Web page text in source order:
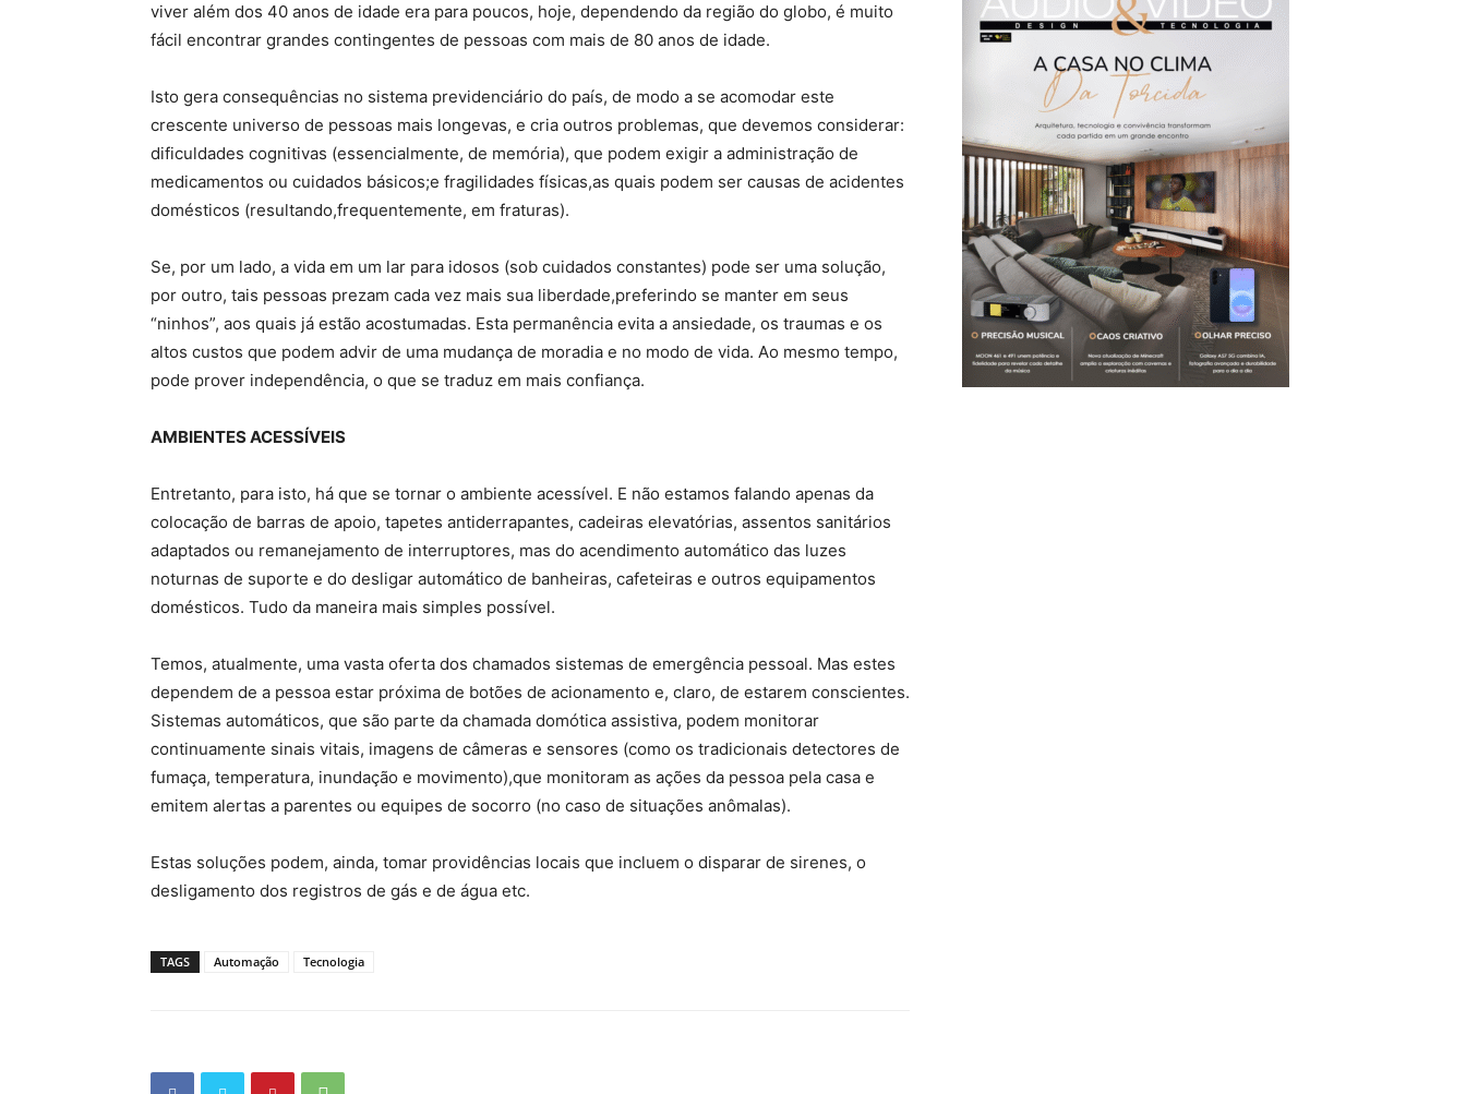
viver além dos 40 anos de idade era para poucos, hoje, dependendo da região do globo, é muito
fácil encontrar grandes contingentes de pessoas com mais de 80 anos de idade.
Isto gera consequências no sistema previdenciário do país, de modo a se acomodar este
crescente universo de pessoas mais longevas, e cria outros problemas, que devemos considerar:
dificuldades cognitivas (essencialmente, de memória), que podem exigir a administração de
medicamentos ou cuidados básicos;e fragilidades físicas,as quais podem ser causas de acidentes
domésticos (resultando,frequentemente, em fraturas).
Se, por um lado, a vida em um lar para idosos (sob cuidados constantes) pode ser uma solução,
por outro, tais pessoas prezam cada vez mais sua liberdade,preferindo se manter em seus
“ninhos”, aos quais já estão acostumadas. Esta permanência evita a ansiedade, os traumas e os
altos custos que podem advir de uma mudança de moradia e no modo de vida. Ao mesmo tempo,
pode prover independência, o que se traduz em mais confiança.
AMBIENTES ACESSÍVEIS
Entretanto, para isto, há que se tornar o ambiente acessível. E não estamos falando apenas da
colocação de barras de apoio, tapetes antiderrapantes, cadeiras elevatórias, assentos sanitários
adaptados ou remanejamento de interruptores, mas do acendimento automático das luzes
noturnas de suporte e do desligar automático de banheiras, cafeteiras e outros equipamentos
domésticos. Tudo da maneira mais simples possível.
Temos, atualmente, uma vasta oferta dos chamados sistemas de emergência pessoal. Mas estes
dependem de a pessoa estar próxima de botões de acionamento e, claro, de estarem conscientes.
Sistemas automáticos, que são parte da chamada domótica assistiva, podem monitorar
continuamente sinais vitais, imagens de câmeras e sensores (como os tradicionais detectores de
fumaça, temperatura, inundação e movimento),que monitoram as ações da pessoa pela casa e
emitem alertas a parentes ou equipes de socorro (no caso de situações anômalas).
Estas soluções podem, ainda, tomar providências locais que incluem o disparar de sirenes, o
desligamento dos registros de gás e de água etc.
TAGS Automação Tecnologia